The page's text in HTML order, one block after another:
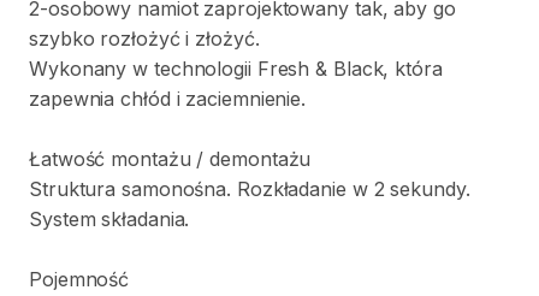
2-osobowy namiot zaprojektowany tak​,​ aby go
szybko rozłożyć i złożyć.
Wykonany w technologii Fresh & Black​,​ która
zapewnia chłód i zaciemnienie.
Łatwość montażu ​/​ demontażu
Struktura samonośna. Rozkładanie w 2 sekundy.
System składania.
Pojemność